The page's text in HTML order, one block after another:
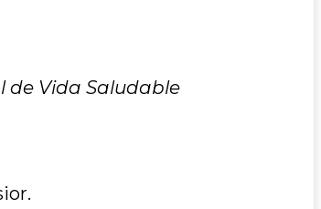
de Vida Saludable